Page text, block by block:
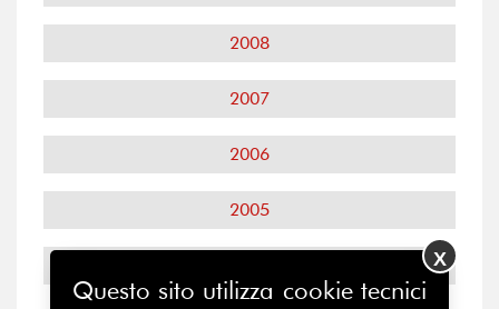
2008
2007
2006
2005
Questo sito utilizza cookie tecnici
X